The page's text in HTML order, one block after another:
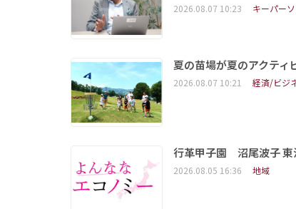
2026.08.07 10:23 キーパー
夏の苗場が夏のアクテ
2026.08.07 10:21 経済/ビジ
行革甲子園 沼尾波子
2026.08.05 16:36 地域